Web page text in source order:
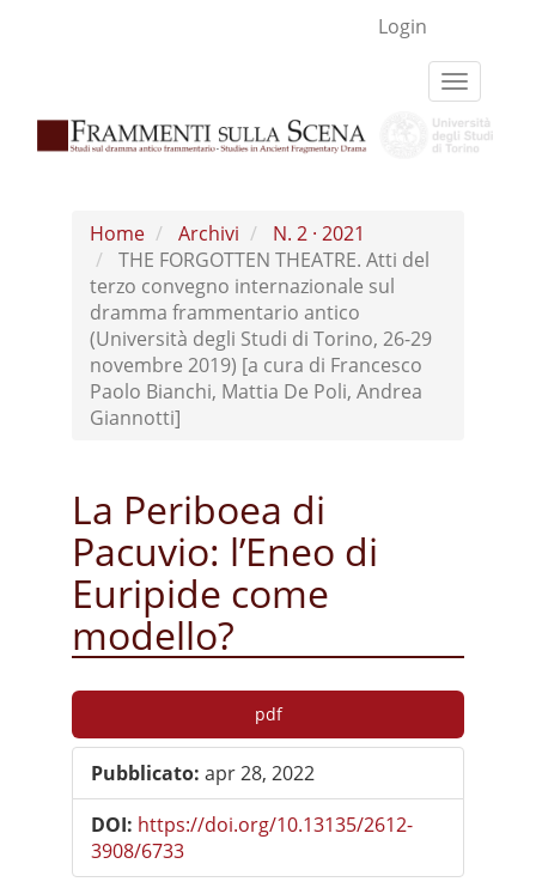
Barra
laterale
Login
Toggle
Home Archivi
N. 2 · 2021
THE FORGOTTEN THEATRE. Atti del
terzo convegno internazionale sul
dramma frammentario antico
(Università degli Studi di Torino, 26-29
novembre 2019) [a cura di Francesco
Paolo Bianchi, Mattia De Poli, Andrea
Giannotti]
La Periboea di
Pacuvio: l’Eneo di
Euripide come
modello?
Barra
laterale
dell'articolo
pdf
Pubblicato: apr 28, 2022
DOI: https://doi.org/10.13135/2612-
3908/6733